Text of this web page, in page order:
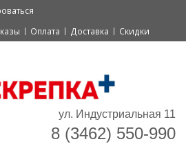
Оплата Доставка Скидки
ул. Индустриальная 11
8 (3462) 550-990